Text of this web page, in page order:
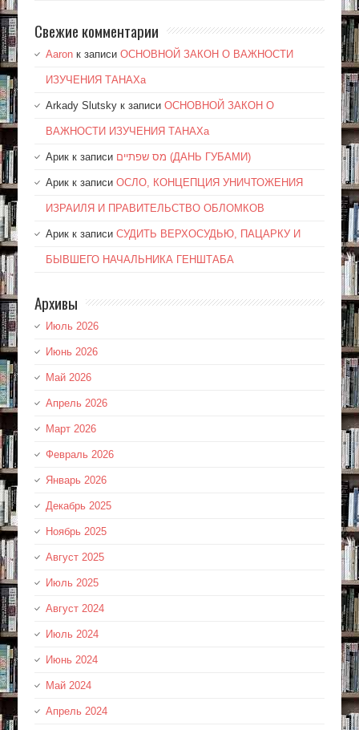
Свежие комментарии
Aaronк записи ОСНОВНОЙ ЗАКОН О ВАЖНОСТИ
ИЗУЧЕНИЯ ТАНАХа
Arkady Slutskyк записи ОСНОВНОЙ ЗАКОН О
ВАЖНОСТИ ИЗУЧЕНИЯ ТАНАХа
Арикк записи מס שפתיים (ДАНЬ ГУБАМИ)
Арикк записи ОСЛО, КОНЦЕПЦИЯ УНИЧТОЖЕНИЯ
ИЗРАИЛЯ И ПРАВИТЕЛЬСТВО ОБЛОМКОВ
Арикк записи СУДИТЬ ВЕРХОСУДЬЮ, ПАЦАРКУ И
БЫВШЕГО НАЧАЛЬНИКА ГЕНШТАБА
Архивы
Июль 2026
Июнь 2026
Май 2026
Апрель 2026
Март 2026
Февраль 2026
Январь 2026
Декабрь 2025
Ноябрь 2025
Август 2025
Июль 2025
Август 2024
Июль 2024
Июнь 2024
Май 2024
Апрель 2024